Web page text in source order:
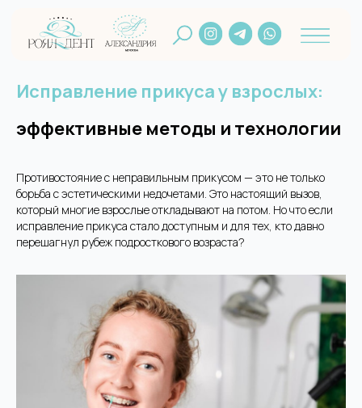
Исправление прикуса у взрослых:
эффективные методы и технологии
Противостояние с неправильным прикусом — это не только
борьба с эстетическими недочетами. Это настоящий вызов,
который многие взрослые откладывают на потом. Но что если
исправление прикуса стало доступным и для тех, кто давно
перешагнул рубеж подросткового возраста?